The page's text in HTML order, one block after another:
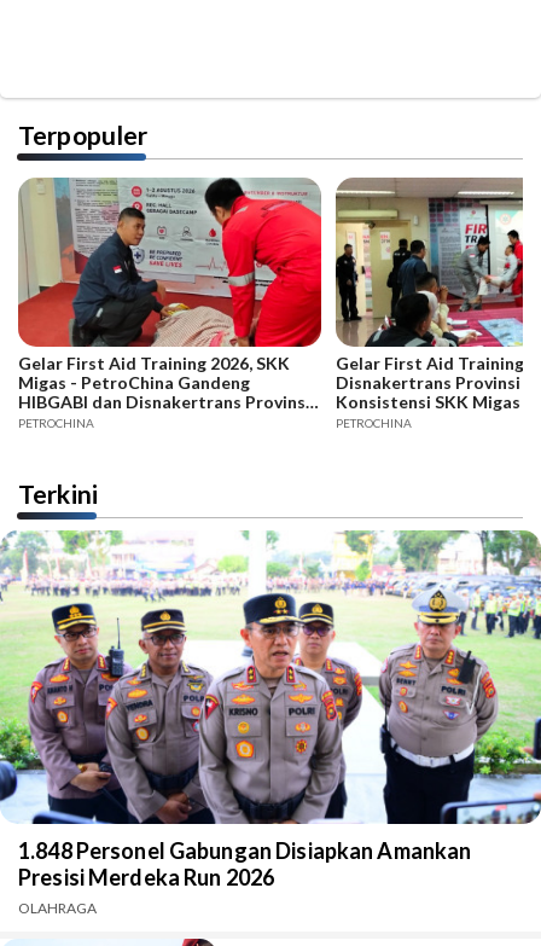
Terpopuler
Gelar First Aid Training 2026, SKK
Migas - PetroChina Gandeng
HIBGABI dan Disnakertrans Provinsi
Jambi
PETROCHINA
Gelar First Aid Training
Disnakertrans Provinsi
Konsistensi SKK Migas -
PETROCHINA
Terkini
1.848 Personel Gabungan Disiapkan Amankan
Presisi Merdeka Run 2026
OLAHRAGA